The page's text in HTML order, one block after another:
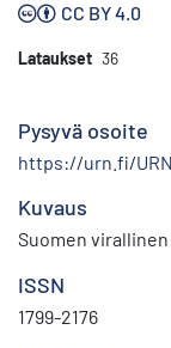
CC BY 4.0
Lataukset 36
Pysyvä osoite
https://urn.fi/
Kuvaus
Suomen virallinen
ISSN
1799-2176